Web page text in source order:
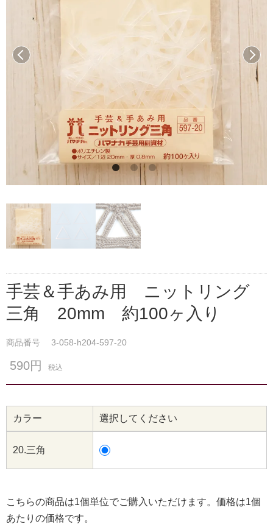
前へ 次へ
手芸＆手あみ用 ニットリング
三角 20mm 約100ヶ入り
商品番号 3-058-h204-597-20
590円 税込
カラー 選択してください
20.三角
こちらの商品は1個単位でご購入いただけます。価格は1個
あたりの価格です。